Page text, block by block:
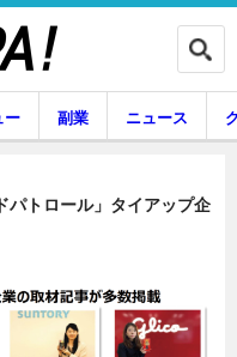
専門家インタビュー
ー 副業 ニュース
パトロール」タイアップ企